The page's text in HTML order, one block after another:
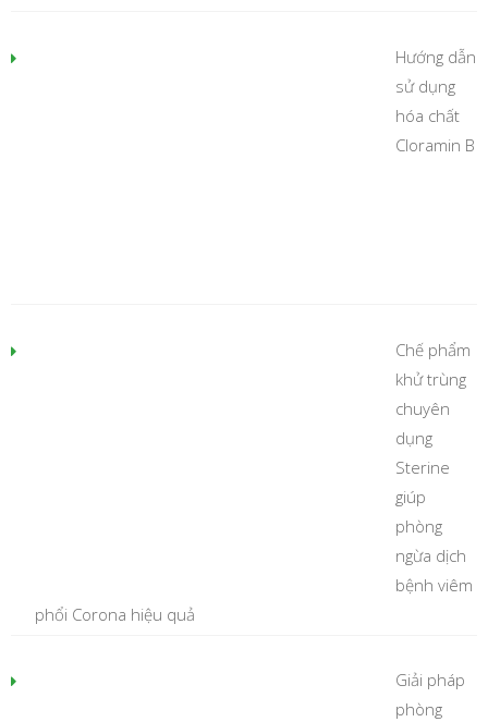
Hướng dẫn
sử dụng
hóa chất
Cloramin B
Chế phẩm
khử trùng
chuyên
dụng
Sterine
giúp
phòng
ngừa dịch
bệnh viêm
phổi Corona hiệu quả
Giải pháp
phòng